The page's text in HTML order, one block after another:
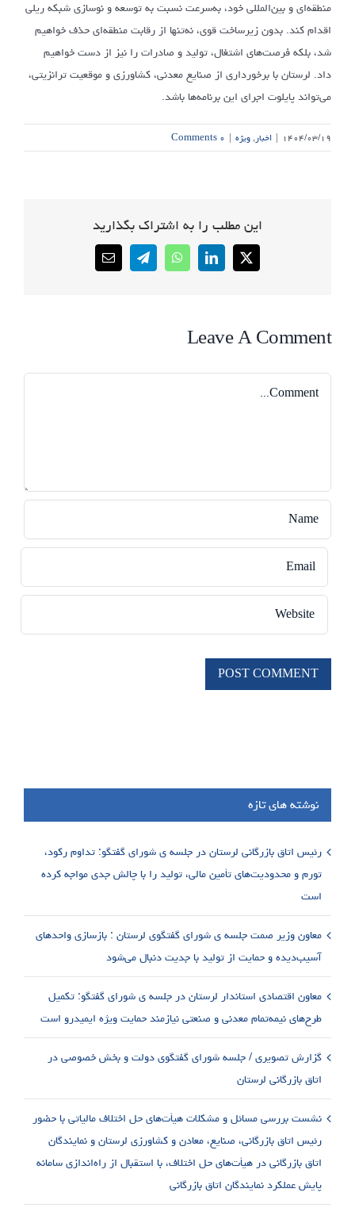
منطقه‌ای و بین‌المللی خود، به‌سرعت نسبت به توسعه و نوسازی شبکه ریلی
اقدام کند. بدون زیرساخت قوی، نه‌تنها از رقابت منطقه‌ای حذف خواهیم
شد، بلکه فرصت‌های اشتغال، تولید و صادرات را نیز از دست خواهیم
داد. لرستان با برخورداری از صنایع معدنی، کشاورزی و موقعیت ترانزیتی،
می‌تواند پایلوت اجرای این برنامه‌ها باشد.
۱۴۰۴/۰۳/۱۹ | اخبار,ویژه | ۰ Comments
این مطلب را به اشتراک بگذارید
X
LinkedIn
WhatsApp
Telegram
Email
Leave A Comment
نوشته های تازه
رئیس اتاق بازرگانی لرستان در جلسه ی شورای گفتگو: تداوم رکود،
تورم و محدودیت‌های تأمین مالی، تولید را با چالش جدی مواجه کرده
است
معاون وزیر صمت جلسه ی شورای گفتگوی لرستان : بازسازی واحدهای
آسیب‌دیده و حمایت از تولید با جدیت دنبال می‌شود
معاون اقتصادی استاندار لرستان در جلسه ی شورای گفتگو: تکمیل
طرح‌های نیمه‌تمام معدنی و صنعتی نیازمند حمایت ویژه ایمیدرو است
گزارش تصویری / جلسه شورای گفتگوی دولت و بخش خصوصی در
اتاق بازرگانی لرستان
نشست بررسی مسائل و مشکلات هیأت‌های حل اختلاف مالیاتی با حضور
رئیس اتاق بازرگانی، صنایع، معادن و کشاورزی لرستان و نمایندگان
اتاق بازرگانی در هیأت‌های حل اختلاف، با استقبال از راه‌اندازی سامانه
پایش عملکرد نمایندگان اتاق بازرگانی